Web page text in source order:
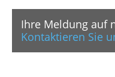
Ihre Meldung auf
Kontaktieren Sie